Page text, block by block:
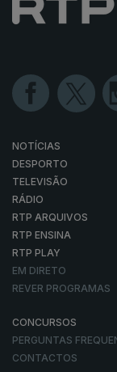
NOTÍCIAS
DESPORTO
TELEVISÃO
RÁDIO
RTP ARQUIVOS
RTP ENSINA
RTP PLAY
EM DIRETO
REVER PROGRAMAS
CONCURSOS
PERGUNTAS
CONTACTOS